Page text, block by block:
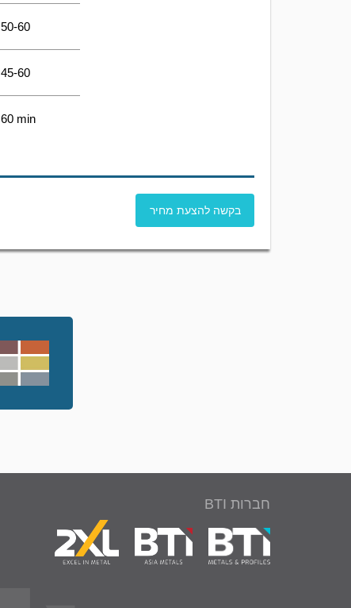
50-60
45-60
60 min
בקשה להצעת מחיר
חברות BTI